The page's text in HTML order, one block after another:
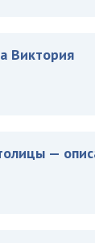
Виктория
—